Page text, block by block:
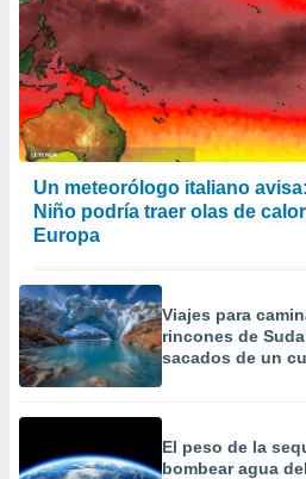
crear un
uso de
la
contenido
medir el
de la
el
o a través
de
de
de
Un meteorólogo italiano
Niño podría traer olas de
Europa
Viajes para
rincones de
sacados de un
El peso de la
bombear agua